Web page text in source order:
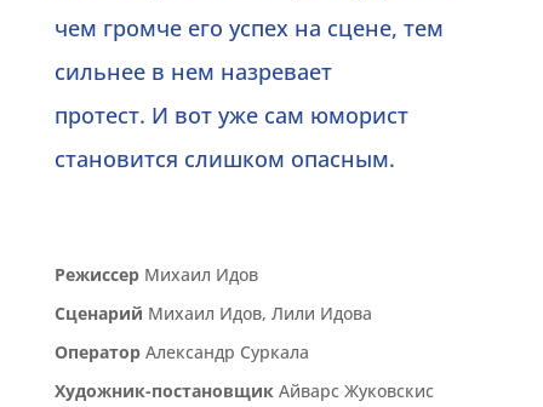
чем громче его успех на сцене, тем
сильнее в нем назревает
протест. И вот уже сам юморист
становится слишком опасным.
Режиссер Михаил Идов
Сценарий Михаил Идов, Лили Идова
Оператор Александр Суркала
Художник-постановщик Айварс Жуковскис